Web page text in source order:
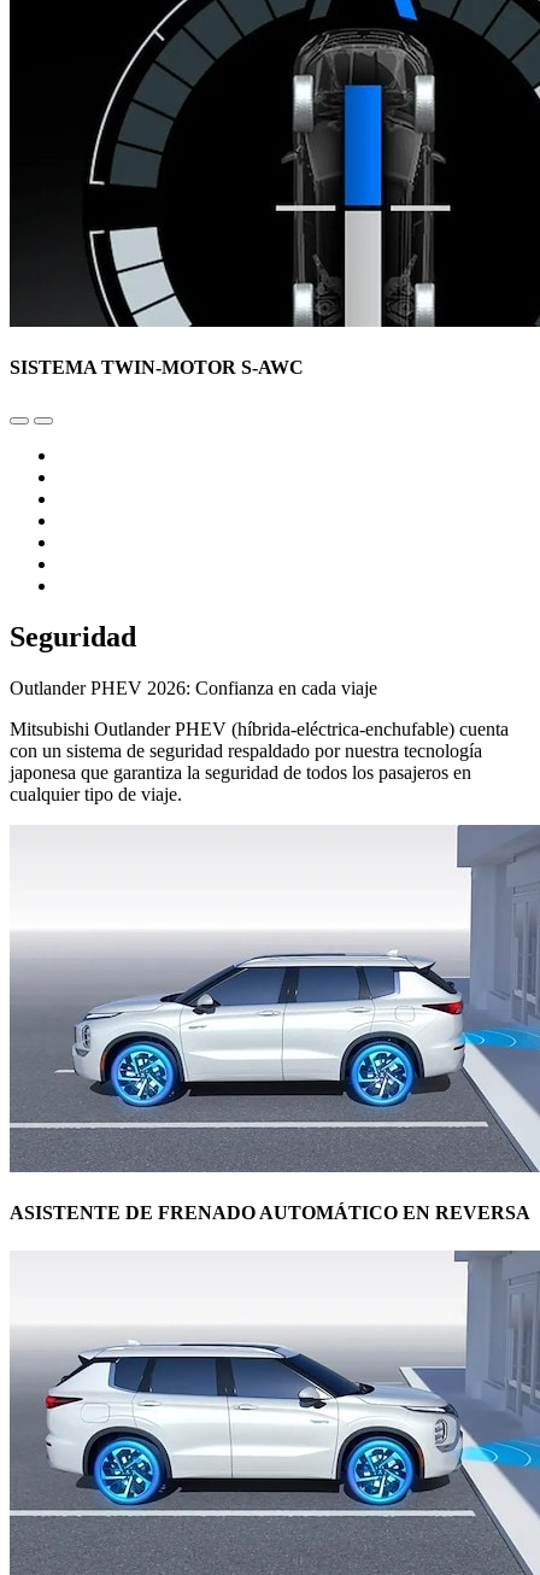
SISTEMA TWIN-MOTOR S-AWC
Seguridad
Outlander PHEV 2026: Confianza en cada viaje
Mitsubishi Outlander PHEV (híbrida-eléctrica-enchufable) cuenta
con un sistema de seguridad respaldado por nuestra tecnología
japonesa que garantiza la seguridad de todos los pasajeros en
cualquier tipo de viaje.
ASISTENTE DE FRENADO AUTOMÁTICO EN REVERSA